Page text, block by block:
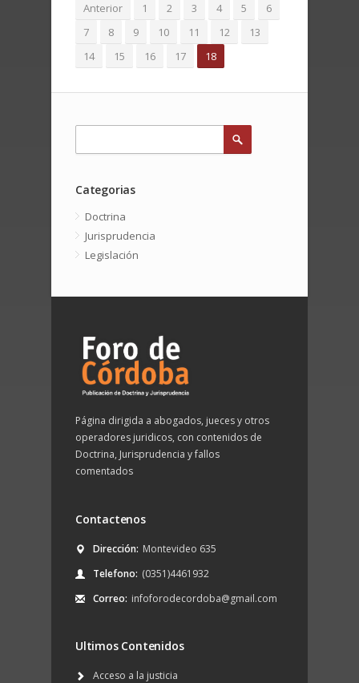
Anterior 1 2 3 4 5
6
7
8 9 10 11 12
13
14
15 16 17 18
Categorias
Doctrina
Jurisprudencia
Legislación
Página dirigida a abogados, jueces y otros
operadores juridicos, con contenidos de
Doctrina, Jurisprudencia y fallos
comentados
Contactenos
Dirección: Montevideo 635
Telefono: (0351)4461932
Correo: infoforodecordoba@gmail.com
Ultimos Contenidos
Acceso a la justicia